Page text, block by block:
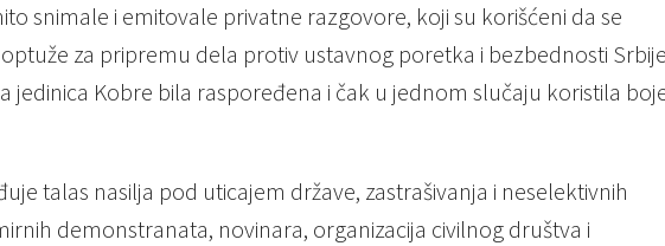
snimale i emitovale privatne razgovore, koji su korišćeni da se
za pripremu dela protiv ustavnog poretka i bezbednosti
jedinica Kobre bila raspoređena i čak u jednom slučaju koristila
talas nasilja pod uticajem države, zastrašivanja i neselektivnih
demonstranata, novinara, organizacija civilnog društva i